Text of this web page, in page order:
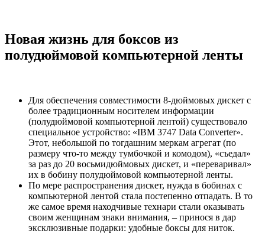
Новая жизнь для боксов из
полудюймовой компьютерной ленты
Для обеспечения совместимости 8-дюймовых дискет с
более традиционным носителем информации
(полудюймовой компьютерной лентой) существовало
специальное устройство: «IBM 3747 Data Converter».
Этот, небольшой по тогдашним меркам агрегат (по
размеру что-то между тумбочкой и комодом), «съедал»
за раз до 20 восьмидюймовых дискет, и «переваривал»
их в бобину полудюймовой компьютерной ленты.
По мере распространения дискет, нужда в бобинах с
компьютерной лентой стала постепенно отпадать. В то
же самое время находчивые технари стали оказывать
своим женщинам знаки внимания, – принося в дар
эксклюзивные подарки: удобные боксы для ниток.